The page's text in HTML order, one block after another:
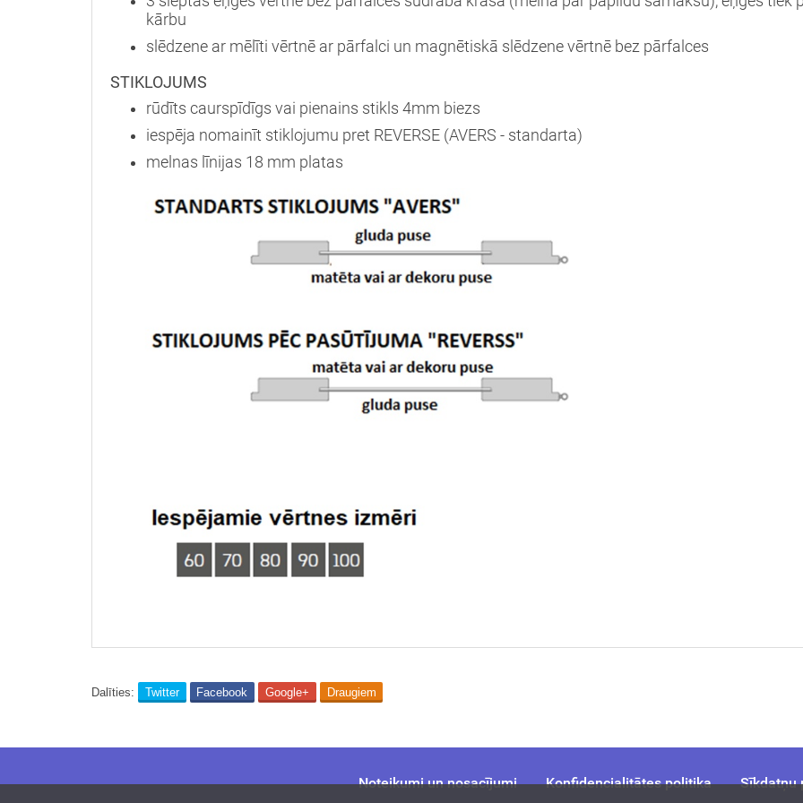
kārbu
slēdzene ar mēlīti vērtnē ar pārfalci un magnētiskā slēdzene vērtnē bez pārfalces
STIKLOJUMS
rūdīts caurspīdīgs vai pienains stikls 4mm biezs
iespēja nomainīt stiklojumu pret REVERSE (AVERS - standarta)
melnas līnijas 18 mm platas
Dalīties: Twitter Facebook Google+ Draugiem
Noteikumi un nosacījumi Konfidencialitātes politika Sīkdatņu